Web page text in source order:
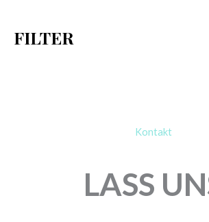
FILTER
Kontakt
LASS